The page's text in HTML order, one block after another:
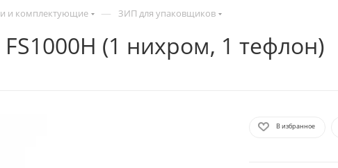
и комплектующие — ЗИП для упаковщиков
(1 нихром, 1 тефлон)
В избранное